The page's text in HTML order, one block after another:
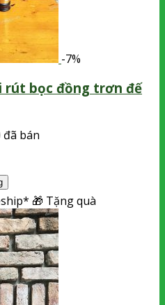
-7%
rút bọc đồng trơn đế
đã bán
🎁 Tặng quà